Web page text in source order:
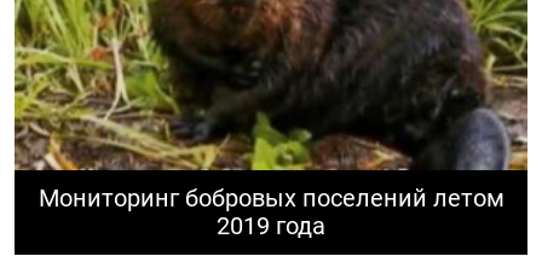
Мониторинг бобровых поселений летом
2019 года